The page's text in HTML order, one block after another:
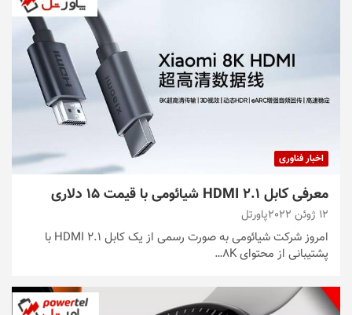
اخبار فناوری
معرفی کابل HDMI 2.1 شیائومی با قیمت 15 دلاری
12 ژوئن 2022 پاورتل
امروز شرکت شیائومی به صورت رسمی از یک کابل HDMI 2.1 با
پشتیبانی از محتوای 8K…